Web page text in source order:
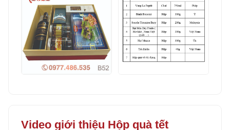
Video giới thiệu Hộp quà tết